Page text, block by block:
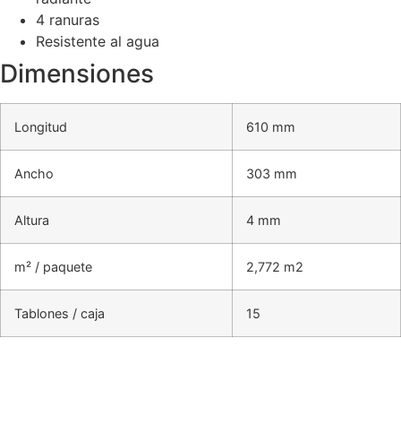
4 ranuras
Resistente al agua
Dimensiones
Longitud 610 mm
Ancho 303 mm
Altura 4 mm
m² / paquete 2,772 m2
Tablones / caja 15